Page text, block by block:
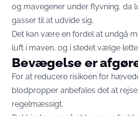
og mavegener under flyvning, da
gasser til at udvide sig.
Det kan være en fordel at undgå
luft i maven, og i stedet vælge
Bevægelse er
For at reducere risikoen for
blodpropper anbefales det at
regelmæssigt.